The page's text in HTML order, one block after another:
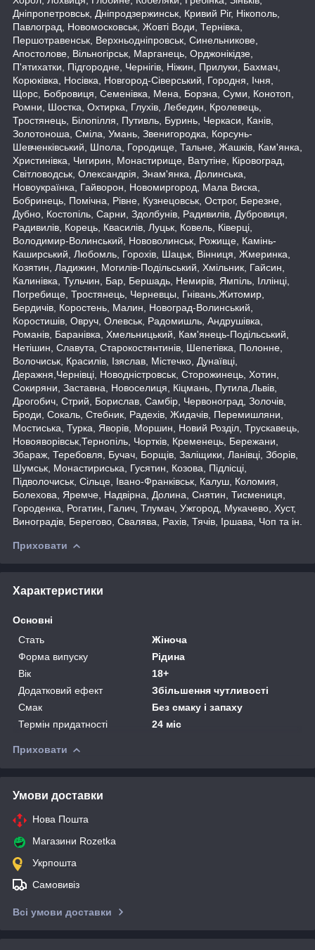
Дніпропетровськ, Дніпродзержинськ, Кривий Ріг, Нікополь,
Павлоград, Новомосковськ, Жовті Води, Тернівка,
Першотравенськ, Верхньодніпровськ, Синельникове,
Апостолове, Вільногірськ, Марганець, Орджонікідзе,
П'ятихатки, Підгородне, Чернігів, Ніжин, Прилуки, Бахмач,
Корюківка, Носівка, Новгород-Сіверський, Городня, Ічня,
Щорс, Бобровиця, Семенівка, Мена, Борзна, Суми, Конотоп,
Ромни, Шостка, Охтирка, Глухів, Лебедин, Кролевець,
Тростянець, Білопілля, Путивль, Буринь, Черкаси, Канів,
Золотоноша, Сміла, Умань, Звенигородка, Корсунь-
Шевченківський, Шпола, Городище, Тальне, Жашків, Кам'янка,
Христинівка, Чигирин, Монастирище, Ватутіне, Кіровоград,
Світловодськ, Олександрія, Знам'янка, Долинська,
Новоукраїнка, Гайворон, Новомиргород, Мала Виска,
Бобринець, Помічна, Рівне, Кузнецовськ, Острог, Березне,
Дубно, Костопіль, Сарни, Здолбунів, Радивилів, Дубровиця,
Радивилів, Корець, Квасилів, Луцьк, Ковель, Ківерці,
Володимир-Волинський, Нововолинськ, Рожище, Камінь-
Каширський, Любомль, Горохів, Шацьк, Вінниця, Жмеринка,
Козятин, Ладижин, Могилів-Подільський, Хмільник, Гайсин,
Калинівка, Тульчин, Бар, Бершадь, Немирів, Ямпіль, Іллінці,
Погребище, Тростянець, Черневцы, Гнівань,Житомир,
Бердичів, Коростень, Малин, Новоград-Волинський,
Коростишів, Овруч, Олевськ, Радомишль, Андрушівка,
Романів, Баранівка, Хмельницький, Кам'янець-Подільський,
Нетішин, Славута, Старокостянтинів, Шепетівка, Полонне,
Волочиськ, Красилів, Ізяслав, Містечко, Дунаївці,
Деражня,Чернівці, Новодністровськ, Сторожинець, Хотин,
Сокиряни, Заставна, Новоселиця, Кіцмань, Путила,Львів,
Дрогобич, Стрий, Борислав, Самбір, Червоноград, Золочів,
Броди, Сокаль, Стебник, Радехів, Жидачів, Перемишляни,
Мостиська, Турка, Яворів, Моршин, Новий Розділ, Трускавець,
Новояворівськ,Тернопіль, Чортків, Кременець, Бережани,
Збараж, Теребовля, Бучач, Борщів, Заліщики, Ланівці, Зборів,
Шумськ, Монастириська, Гусятин, Козова, Підлісці,
Підволочиськ, Сільце, Івано-Франківськ, Калуш, Коломия,
Болехова, Яремче, Надвірна, Долина, Снятин, Тисмениця,
Городенка, Рогатин, Галич, Тлумач, Ужгород, Мукачево, Хуст,
Виноградів, Берегово, Свалява, Рахів, Тячів, Іршава, Чоп та ін.
Приховати
Характеристики
Основні
Стать
Жіноча
Форма випуску
Рідина
Вік
18+
Додатковий ефект
Збільшення чутливості
Смак
Без смаку і запаху
Термін придатності
24 міс
Приховати
Умови доставки
Нова Пошта
Магазини Rozetka
Укрпошта
Самовивіз
Всі умови доставки